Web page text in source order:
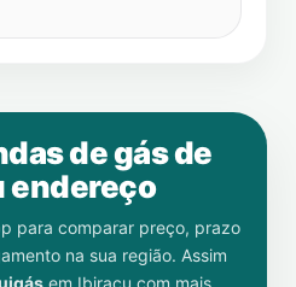
de gás de
endereço
para comparar preço, prazo
na sua região. Assim
em Ibiraçu com mais